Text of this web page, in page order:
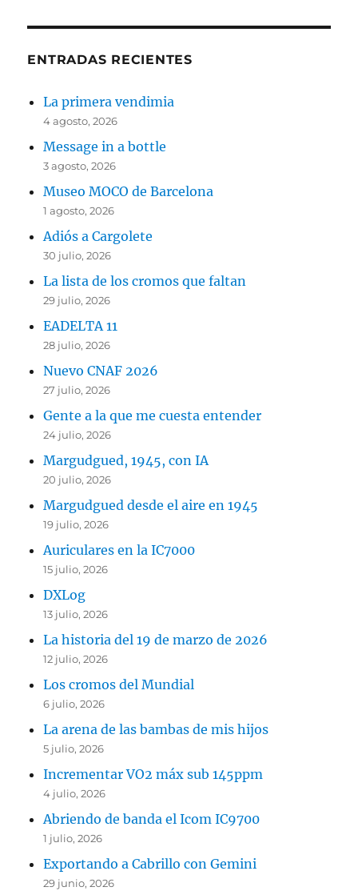
ENTRADAS RECIENTES
La primera vendimia
4 agosto, 2026
Message in a bottle
3 agosto, 2026
Museo MOCO de Barcelona
1 agosto, 2026
Adiós a Cargolete
30 julio, 2026
La lista de los cromos que faltan
29 julio, 2026
EADELTA 11
28 julio, 2026
Nuevo CNAF 2026
27 julio, 2026
Gente a la que me cuesta entender
24 julio, 2026
Margudgued, 1945, con IA
20 julio, 2026
Margudgued desde el aire en 1945
19 julio, 2026
Auriculares en la IC7000
15 julio, 2026
DXLog
13 julio, 2026
La historia del 19 de marzo de 2026
12 julio, 2026
Los cromos del Mundial
6 julio, 2026
La arena de las bambas de mis hijos
5 julio, 2026
Incrementar VO2 máx sub 145ppm
4 julio, 2026
Abriendo de banda el Icom IC9700
1 julio, 2026
Exportando a Cabrillo con Gemini
29 junio, 2026